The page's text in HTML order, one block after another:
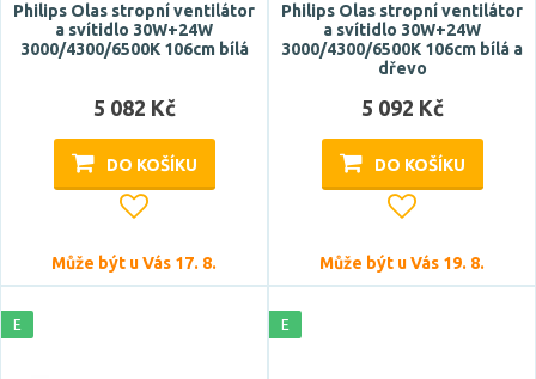
CRI
ano
Philips Olas stropní ventilátor
a svítidlo 30W+24W
3000/4300/6500K 106cm bílá
5 082 Kč
DO KOŠÍKU
Může být u Vás 17. 8.
Philips Olas stropní ventilátor
a svítidlo 30W+24W
3000/4300/6500K 106cm bílá a
dřevo
5 092 Kč
DO KOŠÍKU
Může být u Vás 19. 8.
E E